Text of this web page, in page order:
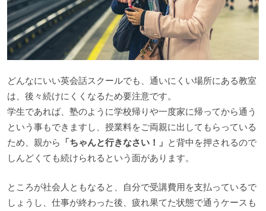
どんなにいい英会話スクールでも、通いにくい場所にある教室
は、後々続けにくくなるため要注意です。
学生であれば、塾のように学校帰りや一度家に帰ってから通う
という事もできますし、授業料をご両親に出してもらっている
ため、親から 「ちゃんと行きなさい！」 と背中を押されるので
しんどくても続けられるという面があります。
ところが社会人ともなると、自分で受講費用を支払っているで
しょうし、仕事が終わった後、疲れ果てた状態で通うケースも